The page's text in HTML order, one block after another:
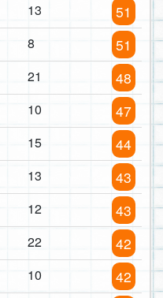
13 51
8 51
21 48
10 47
15 44
13 43
12 43
22 42
10 42